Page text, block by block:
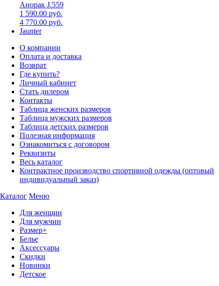
Анорак J.559
1 590.00 руб.
4 770.00 руб.
Jaunter
О компании
Оплата и доставка
Возврат
Где купить?
Личный кабинет
Стать дилером
Контакты
Таблица женских размеров
Таблица мужских размеров
Таблица детских размеров
Полезная информация
Ознакомиться с договором
Реквизиты
Весь каталог
Контрактное производство спортивной одежды (оптовый
индивидуальный заказ)
Каталог Меню
Для женщин
Для мужчин
Размер+
Белье
Аксессуары
Скидки
Новинки
Детское